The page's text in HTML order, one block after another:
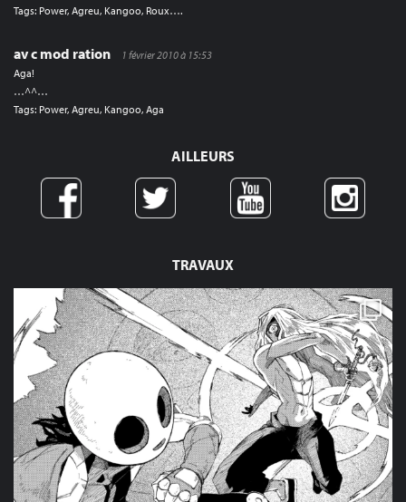
TRAVAUX
Tags: Power, Agreu, Kangoo, Roux….
av c mod ration
1 février 2010 à 15:53
Aga!
…^^…
Tags: Power, Agreu, Kangoo, Aga
AILLEURS